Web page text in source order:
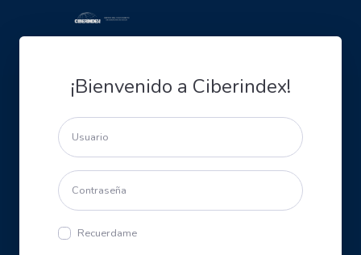
¡Bienvenido a Ciberindex!
Recuerdame